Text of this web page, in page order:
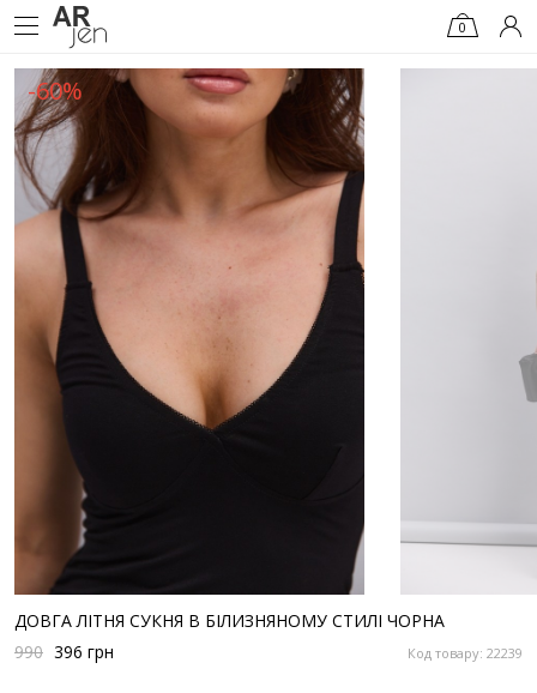
0
-60%
ДОВГА ЛІТНЯ СУКНЯ В БІЛИЗНЯНОМУ СТИЛІ ЧОРНА
Код товару: 22239
990 396 грн